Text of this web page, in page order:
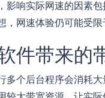
影响实际网速的因素
，网速体验仍可能受
件带来的
多个后台程序会消耗